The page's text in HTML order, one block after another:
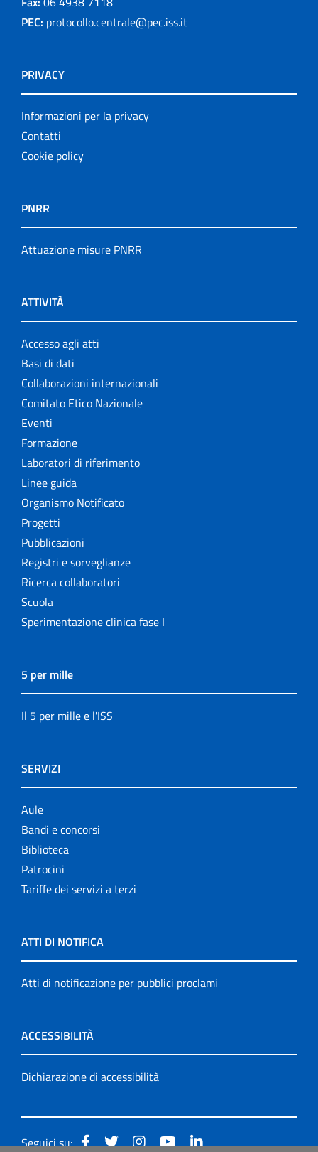
PEC: protocollo.centrale@pec.iss.it
PRIVACY
Informazioni per la privacy
Contatti
Cookie policy
PNRR
Attuazione misure PNRR
ATTIVITÀ
Accesso agli atti
Basi di dati
Collaborazioni internazionali
Comitato Etico Nazionale
Eventi
Formazione
Laboratori di riferimento
Linee guida
Organismo Notificato
Progetti
Pubblicazioni
Registri e sorveglianze
Ricerca collaboratori
Scuola
Sperimentazione clinica fase I
5 per mille
Il 5 per mille e l'ISS
SERVIZI
Aule
Bandi e concorsi
Biblioteca
Patrocini
Tariffe dei servizi a terzi
ATTI DI NOTIFICA
Atti di notificazione per pubblici proclami
ACCESSIBILITÀ
Dichiarazione di accessibilità
Seguici su: